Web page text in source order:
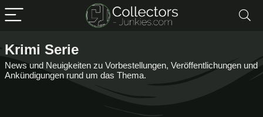
Krimi Serie
News und Neuigkeiten zu Vorbestellungen, Veröffentlichungen und
Ankündigungen rund um das Thema.